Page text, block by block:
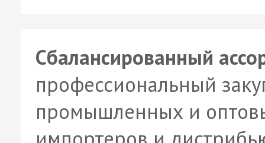
Сбалансированный
профессиональный
промышленных и